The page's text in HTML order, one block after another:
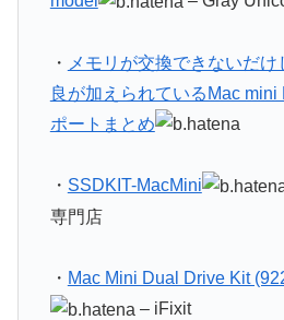
・ メモリが交換できないだ
良が加えられているMac mini
ポートまとめ
・ SSDKIT-MacMini
専門店
・ Mac Mini Dual Drive Kit
– iFixit